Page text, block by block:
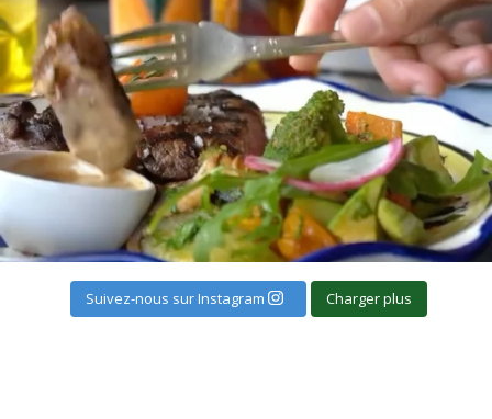
Charger plus
Suivez-nous sur Instagram